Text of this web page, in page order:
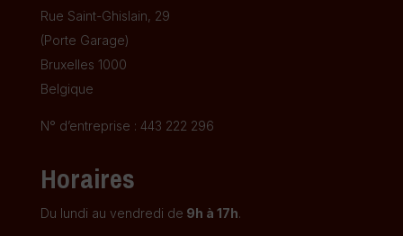
Rue Saint-Ghislain, 29
(Porte Garage)
Bruxelles 1000
Belgique
N° d’entreprise : 443 222 296
Horaires
Du lundi au vendredi de 9h à 17h.